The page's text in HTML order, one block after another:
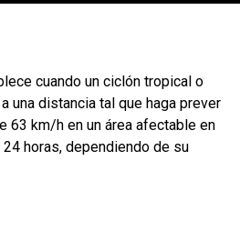
cuando un ciclón tropical o
una distancia tal que haga prever
63 km/h en un área afectable en
horas, dependiendo de su